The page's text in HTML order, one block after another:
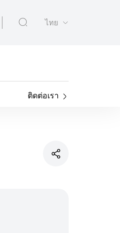
ไทย
ติดต่อเรา